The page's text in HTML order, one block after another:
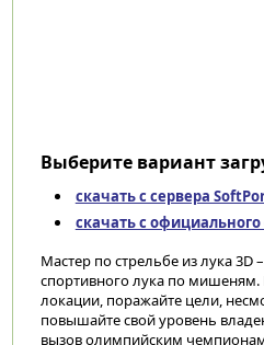
Выберите вариант
скачать с сервера
скачать с официального
Мастер по стрельбе из лука 3D
спортивного лука по мишеням.
локации, поражайте цели,
повышайте свой уровень
вызов олимпийским